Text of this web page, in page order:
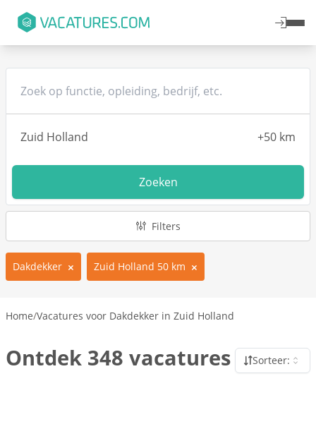
Zoeken
Filters
Dakdekker Zuid Holland 50 km
Home/Vacatures voor Dakdekker in Zuid Holland
Ontdek 348 vacatures Sorteer: